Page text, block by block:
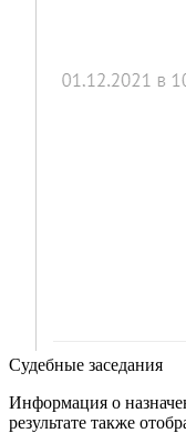
Судебные заседания
Информация о
результате также